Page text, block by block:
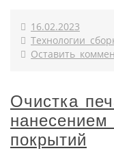
16.02.2023
Технологии
Оставить
Очистка
нанесением
покрытий